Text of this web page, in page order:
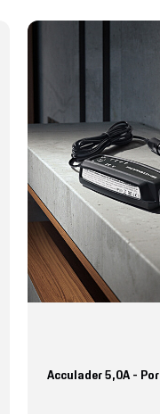
Acculader 5,0A -